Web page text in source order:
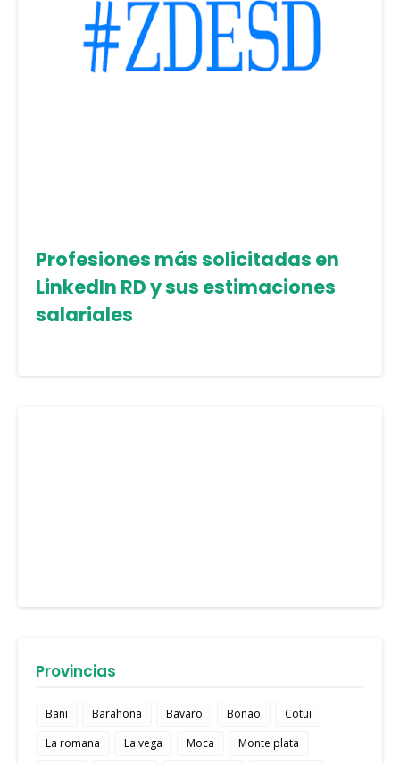
Profesiones más solicitadas en
LinkedIn RD y sus estimaciones
salariales
Provincias
Bani Barahona Bavaro Bonao
Cotui
La romana
La vega Moca Monte plata